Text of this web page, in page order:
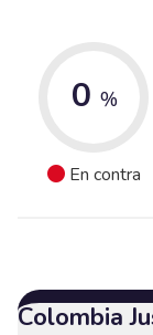
0 %
En contra
Colombia